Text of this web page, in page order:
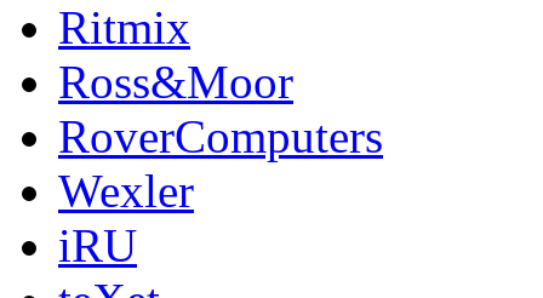
Ritmix
Ross&Moor
RoverComputers
Wexler
iRU